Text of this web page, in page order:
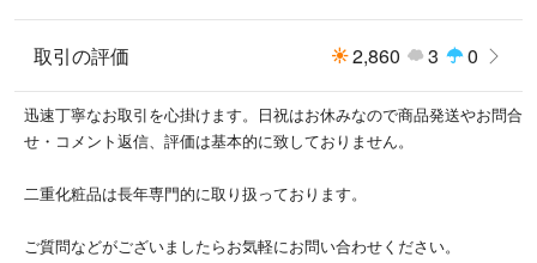
取引の評価 2,860 3 0
迅速丁寧なお取引を心掛けます。日祝はお休みなので商品発送やお問合
せ・コメント返信、評価は基本的に致しておりません。
二重化粧品は長年専門的に取り扱っております。
ご質問などがございましたらお気軽にお問い合わせください。